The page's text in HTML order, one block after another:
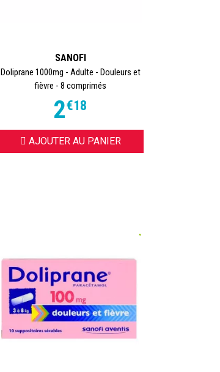
SANOFI
Doliprane 1000mg - Adulte - Douleurs et
fièvre - 8 comprimés
2€18
AJOUTER AU PANIER